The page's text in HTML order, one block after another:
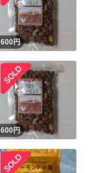
このユーザーは設定した発送日数
600円
600円